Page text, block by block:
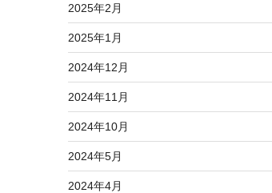
2025年2月
2025年1月
2024年12月
2024年11月
2024年10月
2024年5月
2024年4月